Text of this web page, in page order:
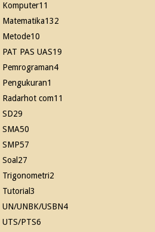
Komputer11
Matematika132
Metode10
PAT PAS UAS19
Pemrograman4
Pengukuran1
Radarhot com11
SD29
SMA50
SMP57
Soal 27
Trigonometri2
Tutorial3
UN/UNBK/USBN4
UTS/PTS6